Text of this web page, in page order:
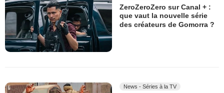
ZeroZeroZero sur Canal + :
que vaut la nouvelle série
des créateurs de Gomorra ?
News - Séries à la TV